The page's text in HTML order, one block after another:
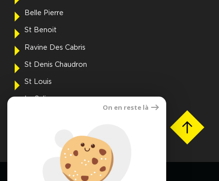
Belle Pierre
St Benoit
Ravine Des Cabris
St Denis Chaudron
St Louis
FNAIM OI © 2026 | Tous droits réservés |
On en reste là